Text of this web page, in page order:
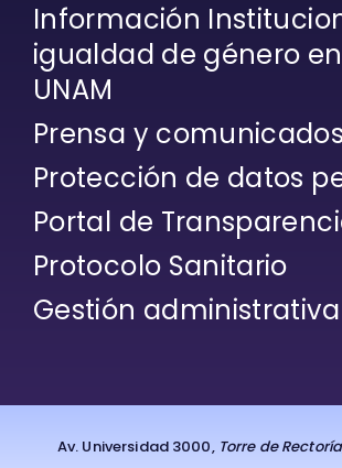
Información
igualdad de género
UNAM
Prensa y comunicados
Protección de datos
Portal de
Protocolo Sanitario
Gestión administrativa
Av. Universidad 3000, Torre de Rectoría